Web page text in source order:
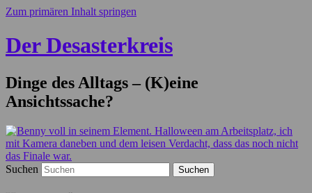
Zum primären Inhalt springen
Der Desasterkreis
Dinge des Alltags – (K)eine
Ansichtssache?
Suchen